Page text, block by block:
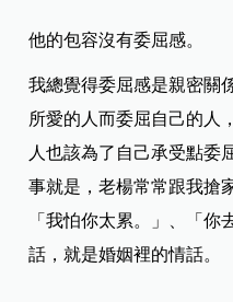
他的包容沒有委屈感。
我總覺得委屈感是親密關
所愛的人而委屈自己的人
人也該為了自己承受點委
事就是，老楊常常跟我搶
「我怕你太累。」、「你
話，就是婚姻裡的情話。